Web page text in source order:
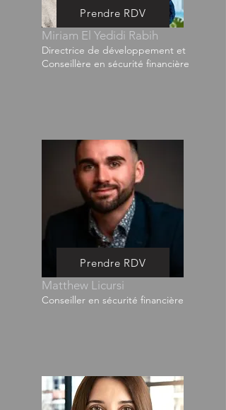
Prendre RDV
Miriam El Yedidi Rabih
Directrice de développement et
Conseillère en sécurité financière
Prendre RDV
Matthew Licursi
Conseiller en sécurité financière